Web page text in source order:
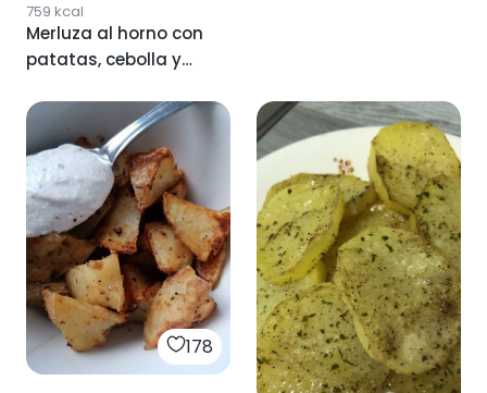
759 kcal
Merluza al horno con
patatas, cebolla y
178